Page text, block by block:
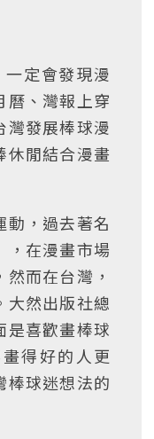
定會發現漫
曆、灣報上穿
灣發展棒球漫
休閒結合漫畫
動，過去著名
，在漫畫市場
而在台灣，
大然出版社總
是喜歡畫棒球
得好的人更
棒球迷想法的